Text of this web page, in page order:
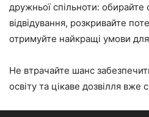
дружньої спільноти:
відвідування, розкривайте
отримуйте найкращі умови
Не втрачайте шанс
освіту та цікаве дозвілля вже